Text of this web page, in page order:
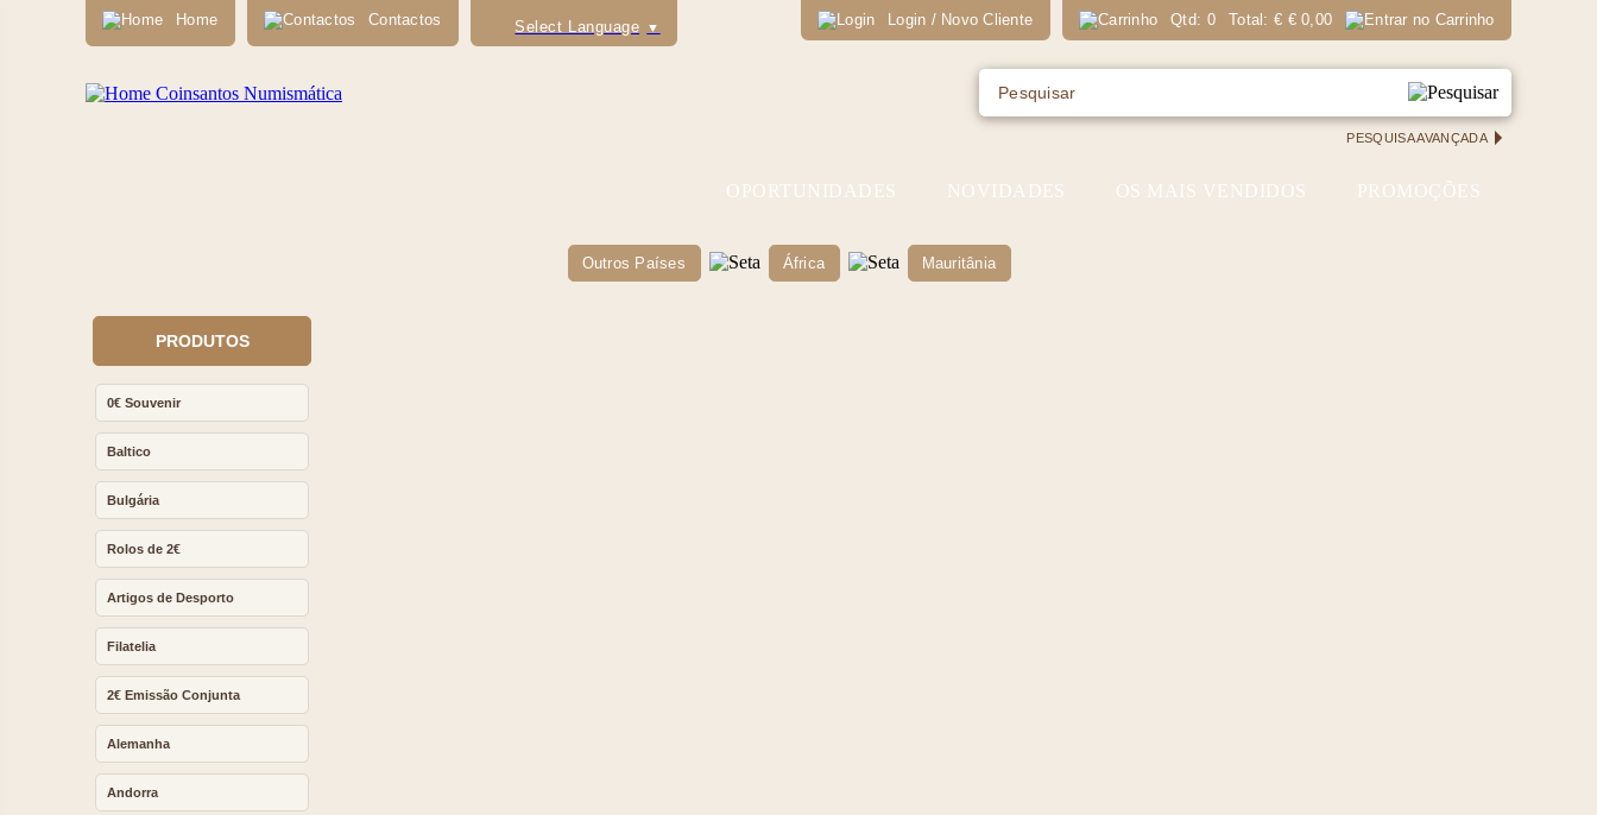
Home Contactos Select Language ▼ Login / Novo Cliente Qtd: 0 Total: € € 0,00
PESQUISA AVANÇADA
OPORTUNIDADES NOVIDADES OS MAIS VENDIDOS PROMOÇÕES
Outros Países África Mauritânia
PRODUTOS
0€ Souvenir
Baltico
Bulgária
Rolos de 2€
Artigos de Desporto
Filatelia
2€ Emissão Conjunta
Alemanha
Andorra